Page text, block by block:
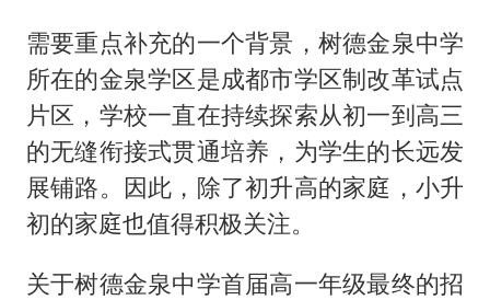
需要重点补充的一个背景，树德金泉中学
所在的金泉学区是成都市学区制改革试点
片区，学校一直在持续探索从初一到高三
的无缝衔接式贯通培养，为学生的长远发
展铺路。因此，除了初升高的家庭，小升
初的家庭也值得积极关注。
关于树德金泉中学首届高一年级最终的招